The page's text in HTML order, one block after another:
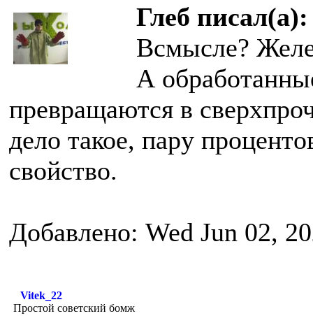
Глеб писал(а):
Всмысле?
А
превращаются в
дело такое, пару
свойство.
Добавлено: Wed Jun 02,
Vitek_22
Простой советский бомж